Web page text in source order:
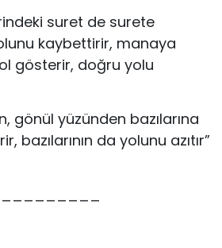
suret de surete
kaybettirir, manaya
gösterir, doğru yolu
gönül yüzünden bazılarına
bazılarının da yolunu azıtır”